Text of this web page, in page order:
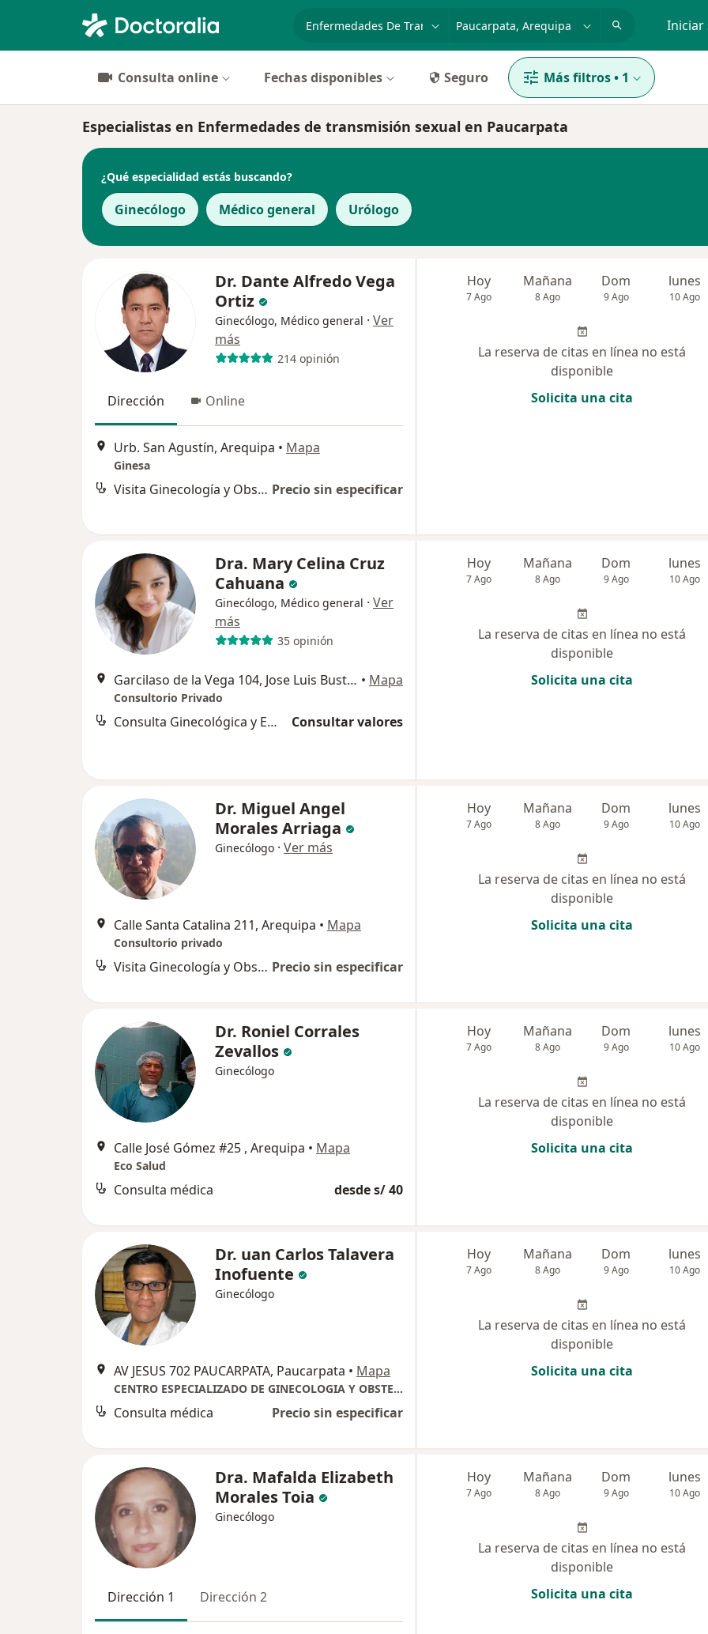
Iniciar
Consulta online Fechas disponibles Seguro Más filtros• 1
Especialistas en Enfermedades de transmisión sexual en Paucarpata
¿Qué especialidad estás buscando?
Ginecólogo Médico general Urólogo
Dr. Dante Alfredo Vega
Ortiz
Ginecólogo, Médico general · Ver
más
214 opinión
Dirección Online
Urb. San Agustín, Arequipa • Mapa
Ginesa
Visita Ginecología y Obstetricia Precio sin especificar
Hoy
7 Ago
Mañana
8 Ago
Dom
9 Ago
lunes
10 Ago
La reserva de citas en línea no está
disponible
Solicita una cita
Dra. Mary Celina Cruz
Cahuana
Ginecólogo, Médico general · Ver
más
35 opinión
Garcilaso de la Vega 104, Jose Luis Bustamante y Rivero • Mapa
Consultorio Privado
Consulta Ginecológica y Embarazo Consultar valores
Hoy
7 Ago
Mañana
8 Ago
Dom
9 Ago
lunes
10 Ago
La reserva de citas en línea no está
disponible
Solicita una cita
Dr. Miguel Angel
Morales Arriaga
Ginecólogo · Ver más
Calle Santa Catalina 211, Arequipa • Mapa
Consultorio privado
Visita Ginecología y Obstetricia Precio sin especificar
Hoy
7 Ago
Mañana
8 Ago
Dom
9 Ago
lunes
10 Ago
La reserva de citas en línea no está
disponible
Solicita una cita
Dr. Roniel Corrales
Zevallos
Ginecólogo
Calle José Gómez #25 , Arequipa • Mapa
Eco Salud
Consulta médica desde s/ 40
Hoy
7 Ago
Mañana
8 Ago
Dom
9 Ago
lunes
10 Ago
La reserva de citas en línea no está
disponible
Solicita una cita
Dr. uan Carlos Talavera
Inofuente
Ginecólogo
AV JESUS 702 PAUCARPATA, Paucarpata • Mapa
CENTRO ESPECIALIZADO DE GINECOLOGIA Y OBSTETRICIA GYNETAL
Consulta médica Precio sin especificar
Hoy
7 Ago
Mañana
8 Ago
Dom
9 Ago
lunes
10 Ago
La reserva de citas en línea no está
disponible
Solicita una cita
Dra. Mafalda Elizabeth
Morales Toia
Ginecólogo
Dirección 1 Dirección 2
Hoy
7 Ago
Mañana
8 Ago
Dom
9 Ago
lunes
10 Ago
La reserva de citas en línea no está
disponible
Solicita una cita